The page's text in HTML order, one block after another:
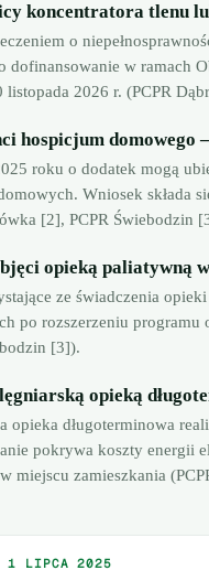
koncentratora tlenu
o
dofinansowanie w ramach
listopada 2026 r. (PCPR
hospicjum domowego
roku o dodatek mogą
Wniosek składa
[2], PCPR Świebodzin
opieką paliatywną
ze świadczenia
po rozszerzeniu programu
[3]).
opieką
opieka długoterminowa
pokrywa koszty energii
miejscu zamieszkania
1 LIPCA 2025